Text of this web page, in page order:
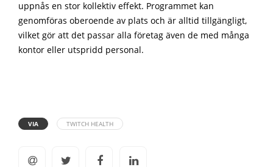
uppnås en stor kollektiv effekt. Programmet kan
genomföras oberoende av plats och är alltid tillgängligt,
vilket gör att det passar alla företag även de med många
kontor eller utspridd personal.
VIA TWITCH HEALTH